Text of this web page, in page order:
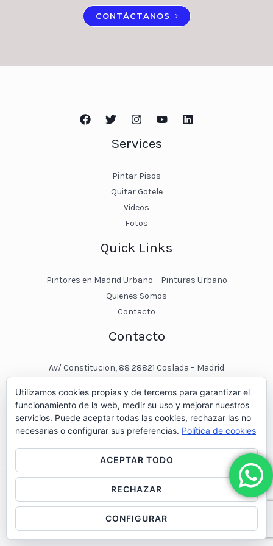
CONTÁCTANOS
Services
Pintar Pisos
Quitar Gotele
Videos
Fotos
Quick Links
Pintores en Madrid Urbano – Pinturas Urbano
Quienes Somos
Contacto
Contacto
Av/ Constitucion, 88 28821 Coslada – Madrid
pinturasurbano@hotmail.es
+34 – 643 00 74 11
© 2026 Pintores en Madrid - Pinturas Urbano
Utilizamos cookies propias y de terceros para garantizar el
funcionamiento de la web, medir su uso y mejorar nuestros
servicios. Puede aceptar todas las cookies, rechazar las no
necesarias o configurar sus preferencias. Política de cookies
ACEPTAR TODO
RECHAZAR
CONFIGURAR